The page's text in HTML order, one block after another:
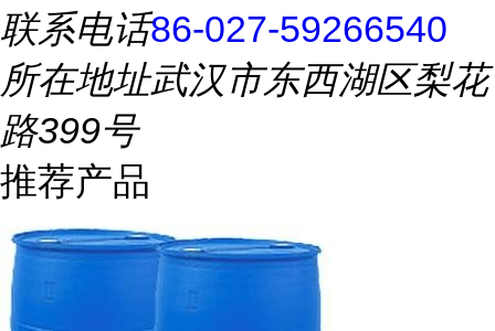
联系电话86-027-59266540
所在地址武汉市东西湖区梨花
路399号
推荐产品